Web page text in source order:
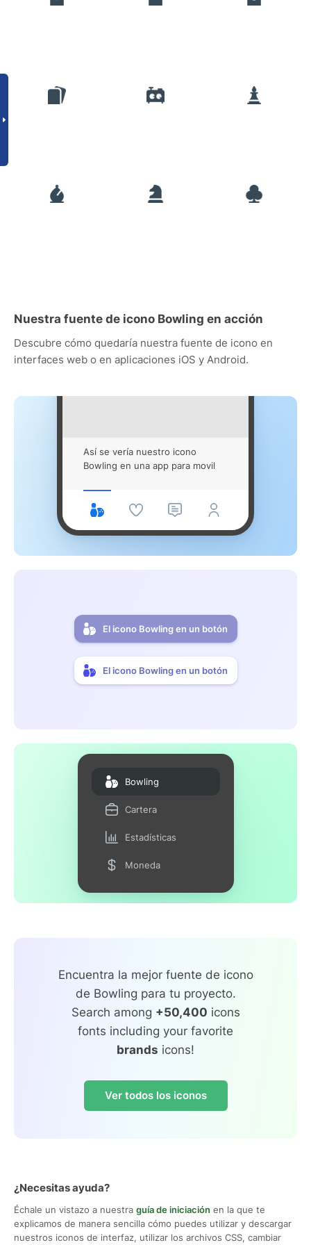
Nuestra fuente de icono Bowling en acción
Descubre cómo quedaría nuestra fuente de icono en
interfaces web o en aplicaciones iOS y Android.
Así se vería nuestro icono
Bowling en una app para movil
El icono Bowling en un botón
El icono Bowling en un botón
Bowling
Cartera
Estadísticas
Moneda
Encuentra la mejor fuente de icono
de Bowling para tu proyecto.
Search among +50,400 icons
fonts including your favorite
brands icons!
Ver todos los iconos
¿Necesitas ayuda?
Échale un vistazo a nuestra guía de iniciación en la que te
explicamos de manera sencilla cómo puedes utilizar y descargar
nuestros iconos de interfaz, utilizar los archivos CSS, cambiar